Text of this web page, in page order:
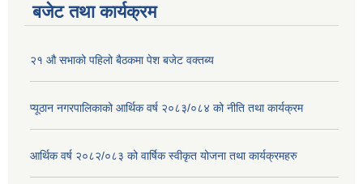
बजेट तथा कार्यक्रम
२१ औ सभाको पहिलो बैठकमा पेश बजेट वक्तब्य
प्यूठान नगरपालिकाको आर्थिक वर्ष २०८३/०८४ को नीति तथा कार्यक्रम
आर्थिक वर्ष २०८२/०८३ को वार्षिक स्वीकृत योजना तथा कार्यक्रमहरु